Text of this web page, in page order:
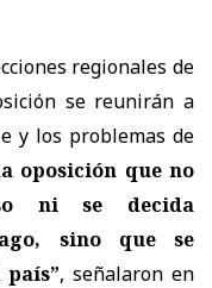
regionales de
se reunirán a
y los problemas de
oposición que no
ni se decida
sino que se
, señalaron en